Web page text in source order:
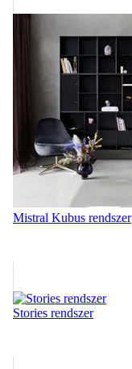
Mistral Kubus rendszer
Stories rendszer